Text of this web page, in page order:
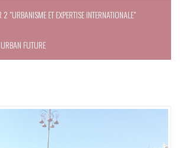
"URBANISME ET EXPERTISE INTERNATIONALE"
FUTURE